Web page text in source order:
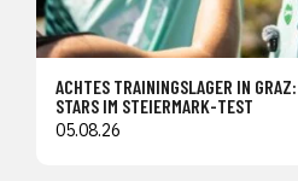
ACHTES TRAININGSLAGER IN
STARS IM STEIERMARK-TEST
05.08.26